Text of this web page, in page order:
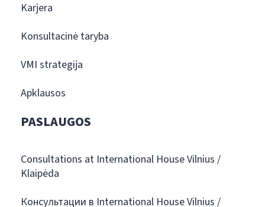
Karjera
Konsultacinė taryba
VMI strategija
Apklausos
PASLAUGOS
Consultations at International House Vilnius /
Klaipėda
Консультации в International House Vilnius /